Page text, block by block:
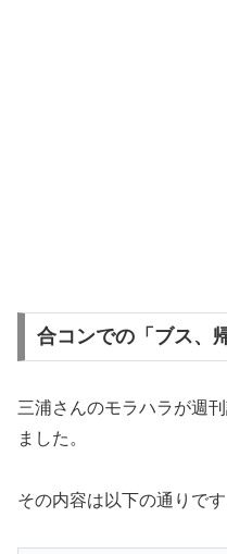
合コンでの「ブス、
三浦さんのモラハラが週
ました。
その内容は以下の通りです